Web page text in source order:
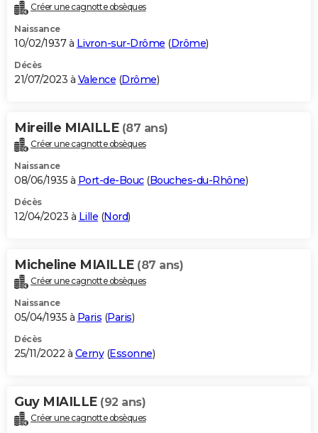
Créer une cagnotte obsèques
Naissance
10/02/1937 à Livron-sur-Drôme (Drôme)
Décès
21/07/2023 à Valence (Drôme)
Mireille MIAILLE (87 ans)
Créer une cagnotte obsèques
Naissance
08/06/1935 à Port-de-Bouc(Bouches-du-Rhône)
Décès
12/04/2023 à Lille (Nord)
Micheline MIAILLE (87 ans)
Créer une cagnotte obsèques
Naissance
05/04/1935 à Paris (Paris)
Décès
25/11/2022 à Cerny(Essonne)
Guy MIAILLE (92 ans)
Créer une cagnotte obsèques